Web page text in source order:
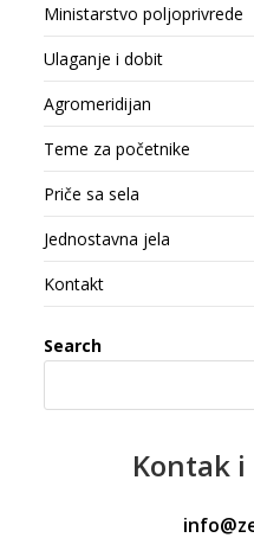
Ministarstvo poljoprivrede
Ulaganje i dobit
Agromeridijan
Teme za početnike
Priče sa sela
Jednostavna jela
Kontakt
Search
Kontak i